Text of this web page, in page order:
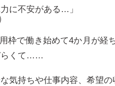
に不安がある…」
枠で働き始めて4か月が経
らくて……
気持ちや仕事内容、希望